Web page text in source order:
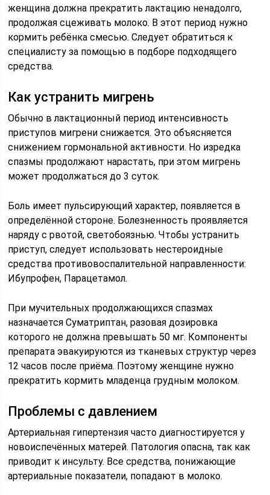
женщина должна прекратить лактацию ненадолго,
продолжая сцеживать молоко. В этот период нужно
кормить ребёнка смесью. Следует обратиться к
специалисту за помощью в подборе подходящего
средства.
Как устранить мигрень
Обычно в лактационный период интенсивность
приступов мигрени снижается. Это объясняется
снижением гормональной активности. Но изредка
спазмы продолжают нарастать, при этом мигрень
может продолжаться до 3 суток.
Боль имеет пульсирующий характер, появляется в
определённой стороне. Болезненность проявляется
наряду с рвотой, светобоязнью. Чтобы устранить
приступ, следует использовать нестероидные
средства противовоспалительной направленности:
Ибупрофен, Парацетамол.
При мучительных продолжающихся спазмах
назначается Суматриптан, разовая дозировка
которого не должна превышать 50 мг. Компоненты
препарата эвакуируются из тканевых структур через
12 часов после приёма. Поэтому женщине нужно
прекратить кормить младенца грудным молоком.
Проблемы с давлением
Артериальная гипертензия часто диагностируется у
новоиспечённых матерей. Патология опасна, так как
приводит к инсульту. Все средства, понижающие
артериальные показатели, попадают в молоко.